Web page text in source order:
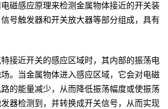
磁感应原理来检测金属物体接近的开关装
号触发器和开关放大器等部分组成，具有
接近开关的感应区域时，其内部的振荡电
。当金属物体进入感应区域，它会对电磁
的能量减少，从而降低振荡幅度或使振荡
器检测到，并转换成开关信号，从而实现